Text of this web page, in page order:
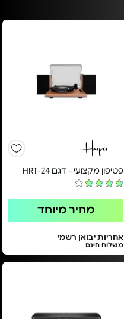
פטיפון מקצועי - דגם HRT-24
מחיר מיוחד
אחריות יבואן רשמי
משלוח חינם